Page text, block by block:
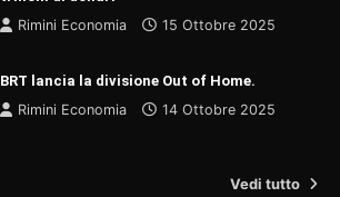
Rimini Economia
15 Ottobre 2025
BRT lancia la divisione Out of Home.
Rimini Economia
14 Ottobre 2025
Vedi tutto